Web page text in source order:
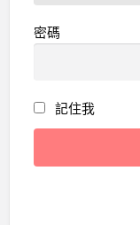
密碼
記住我